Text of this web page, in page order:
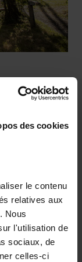
des cookies
le contenu
relatives aux
Nous
l'utilisation de
sociaux, de
celles-ci
van Les
15